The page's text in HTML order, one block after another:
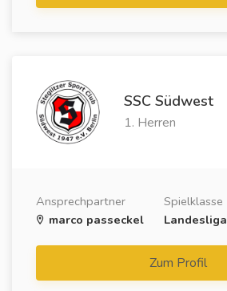
SSC Südwest
1. Herren
Ansprechpartner
marco passeckel
Spielklasse
Landesliga
Zum Profil